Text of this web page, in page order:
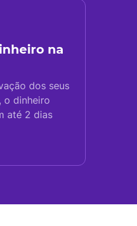
na
dos seus
o dinheiro
até 2 dias